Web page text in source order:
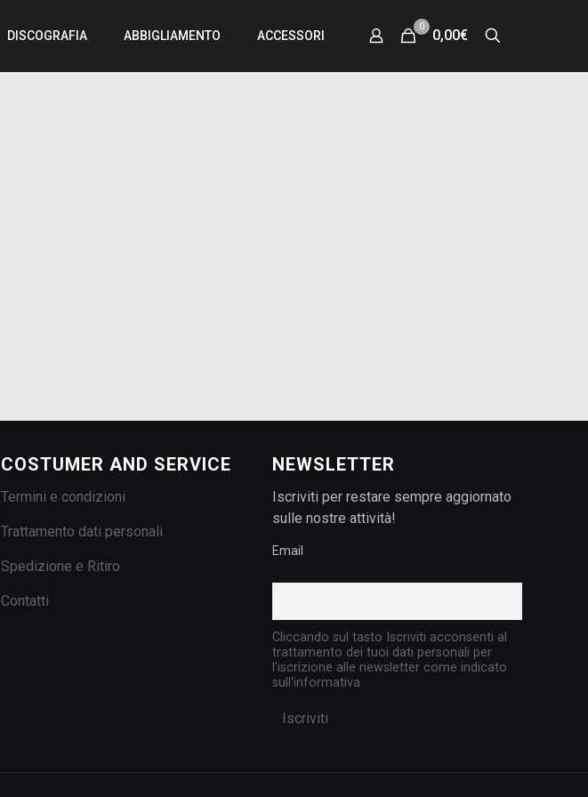
DISCOGRAFIA ABBIGLIAMENTO ACCESSORI
0
0,00€
COSTUMER AND SERVICE
Termini e condizioni
Trattamento dati personali
Spedizione e Ritiro
Contatti
NEWSLETTER
Iscriviti per restare sempre aggiornato
sulle nostre attività!
Email
Cliccando sul tasto Iscriviti acconsenti al
trattamento dei tuoi dati personali per
l'iscrizione alle newsletter come indicato
sull'informativa